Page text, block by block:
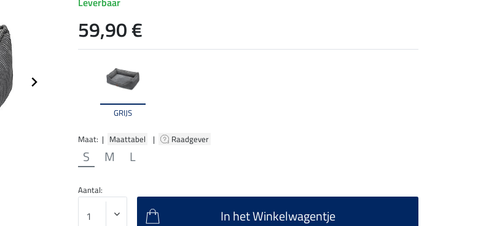
GRIJS
Maat: | Maattabel | Raadgever
S M L
59,90 €
Aantal:
In het Winkelwagentje